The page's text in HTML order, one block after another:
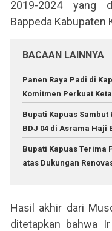
2019-2024 yang
Bappeda Kabupaten
BACAAN LAINNYA
Panen Raya Padi di
Komitmen Perkuat
Bupati Kapuas
BDJ 04 di Asrama Haji
Bupati Kapuas Terima
atas Dukungan
Hasil akhir dari
ditetapkan bahwa